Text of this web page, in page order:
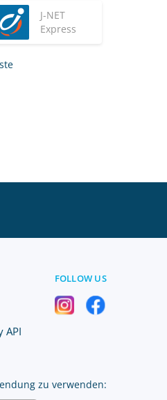
J-NET
Express
API
FOLLOW US
zu verwenden: